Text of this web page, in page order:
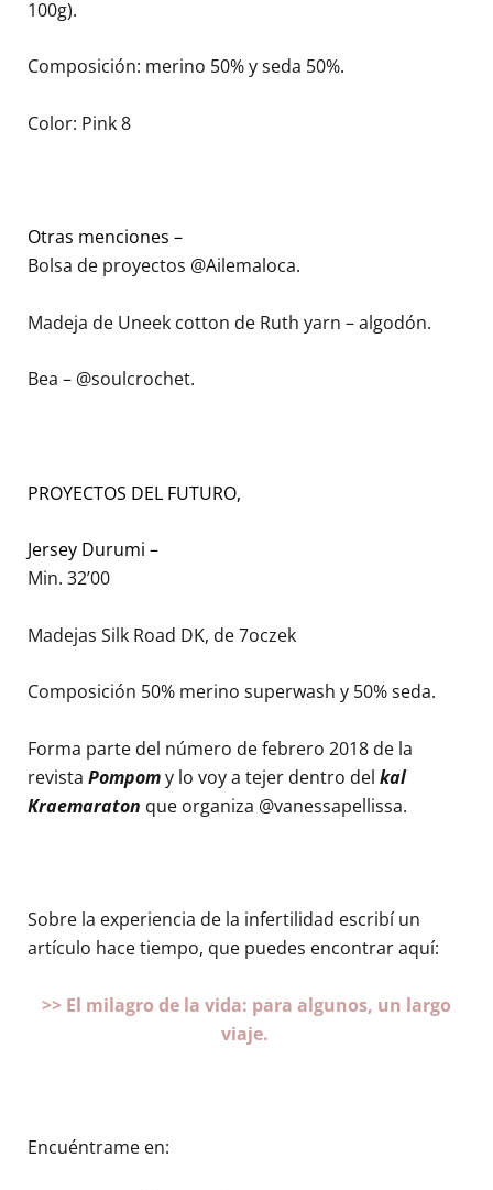
100g).
Composición: merino 50% y seda 50%.
Color: Pink 8
Otras menciones –
Bolsa de proyectos @Ailemaloca.
Madeja de Uneek cotton de Ruth yarn – algodón.
Bea – @soulcrochet.
PROYECTOS DEL FUTURO,
Jersey Durumi –
Min. 32’00
Madejas Silk Road DK, de 7oczek
Composición 50% merino superwash y 50% seda.
Forma parte del número de febrero 2018 de la
revista Pompomy lo voy a tejer dentro del kal
Kraemaraton que organiza @vanessapellissa.
Sobre la experiencia de la infertilidad escribí un
artículo hace tiempo, que puedes encontrar aquí:
>> El milagro de la vida: para algunos, un largo
viaje.
Encuéntrame en: